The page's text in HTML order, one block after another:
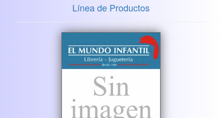
Línea de Productos